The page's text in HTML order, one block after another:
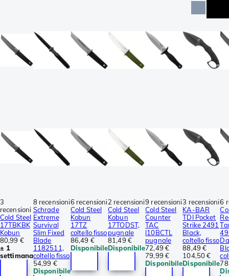
3
recensioni
Cold Steel
17TBKBK
Kobun
80,99 €
± 1
settimana
8 recensioni
Schrade
Extreme
Survival
Slim Fixed
Blade
1182511,
coltello fisso
54,99 €
Disponibile
6 recensioni
Cold Steel
Kobun
17TZ
coltello fisso
86,49 €
Disponibile
2 recensioni
Cold Steel
Kobun
17TODST,
pugnale
81,49 €
Disponibile
9 recensioni
Cold Steel
Counter
TAC
I10BCTL
pugnale
72,49 €
79,99 €
Disponibile
3 recensioni
KA-BAR
TDI Pocket
Strike 2491
Black,
coltello fisso
88,49 €
104,50 €
Disponibile
6